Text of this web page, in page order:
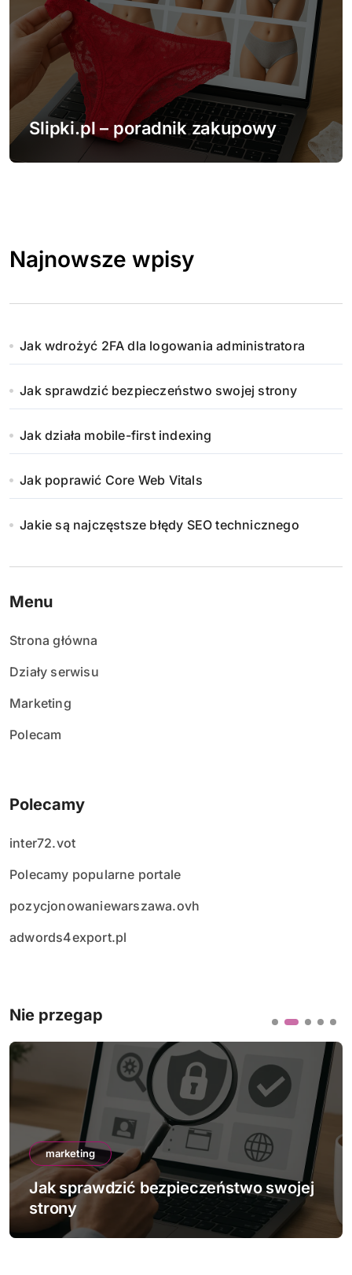
Slipki.pl – poradnik zakupowy
Najnowsze wpisy
Jak wdrożyć 2FA dla logowania administratora
Jak sprawdzić bezpieczeństwo swojej strony
Jak działa mobile-first indexing
Jak poprawić Core Web Vitals
Jakie są najczęstsze błędy SEO technicznego
Menu
Strona główna
Działy serwisu
Marketing
Polecam
Polecamy
inter72.vot
Polecamy popularne portale
pozycjonowaniewarszawa.ovh
adwords4export.pl
Nie przegap
swojej
marketing
Jak działa